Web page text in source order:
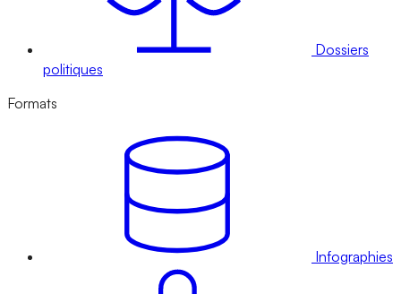
Dossiers
politiques
Formats
Infographies